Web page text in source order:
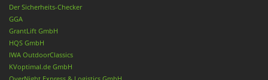
Der Sicherheits-Checker
GGA
GrantLift GmbH
HQS GmbH
IWA OutdoorClassics
KVoptimal.de GmbH